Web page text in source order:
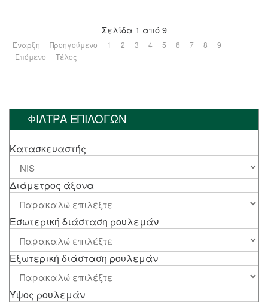
Σελίδα 1 από 9
Έναρξη Προηγούμενο 1 2 3 4 5 6 7 8
9
Επόμενο
Τέλος
ΦΙΛΤΡΑ ΕΠΙΛΟΓΩΝ
Κατασκευαστής
Διάμετρος άξονα
Εσωτερική διάσταση ρουλεμάν
Εξωτερική διάσταση ρουλεμάν
Ύψος ρουλεμάν